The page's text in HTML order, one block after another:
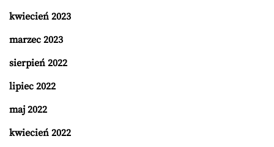
kwiecień 2023
marzec 2023
sierpień 2022
lipiec 2022
maj 2022
kwiecień 2022